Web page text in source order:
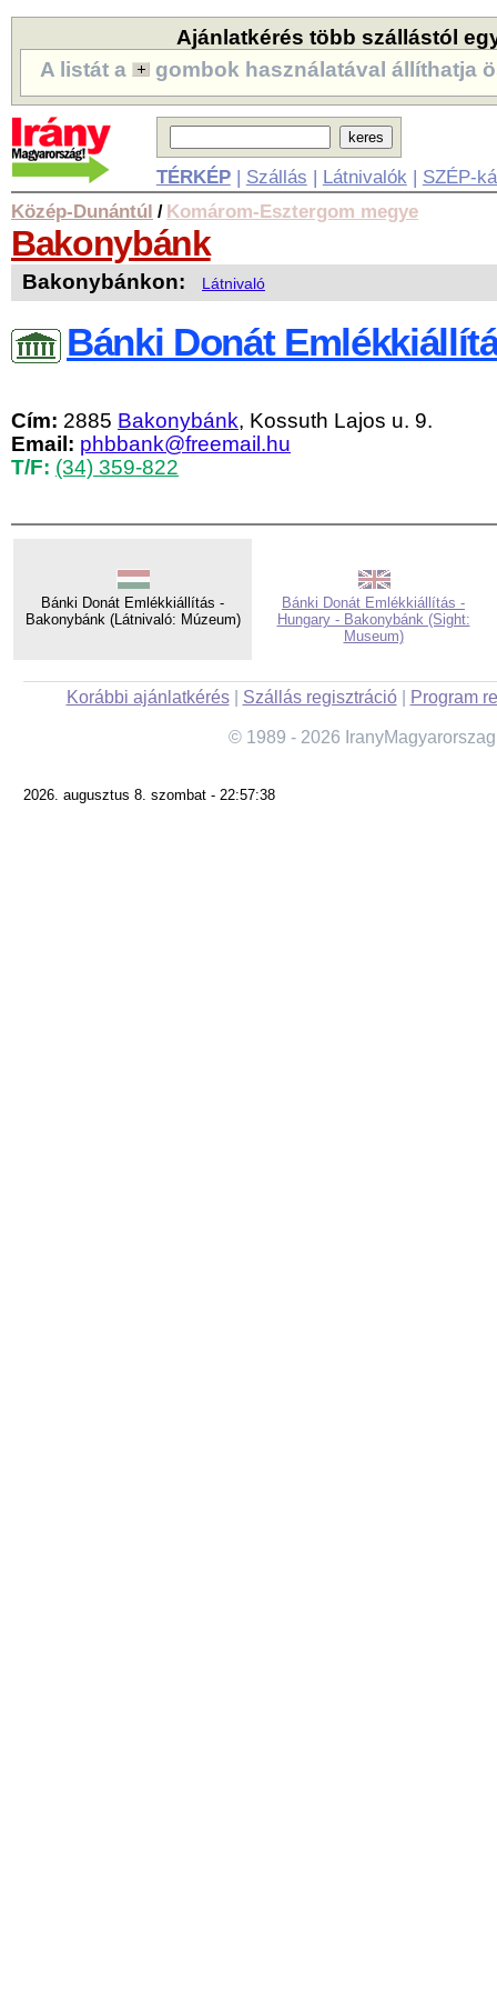
Ajánlatkérés több szállástól
A listát a
gombok használatával állíthatja
TÉRKÉP| Szállás | Látnivalók | SZÉP-
Közép-Dunántúl / Komárom-Esztergom megye
Bakonybánk
Bakonybánkon: Látnivaló
Bánki Donát
Cím: 2885 Bakonybánk, Kossuth Lajos u. 9.
Email: phbbank@freemail.hu
T/F: (34) 359-822
Bánki Donát Emlékkiállítás -
Bakonybánk (Látnivaló: Múzeum)
Bánki Donát Emlékkiállítás -
Hungary - Bakonybánk (Sight:
Museum)
Korábbi ajánlatkérés| Szállás regisztráció| Program
© 1989 - 2026
2026. augusztus 8. szombat - 22:57:38